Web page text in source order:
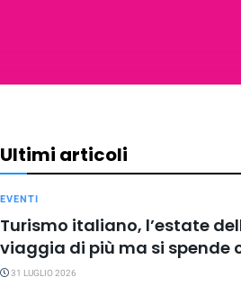
Ultimi articoli
EVENTI
Turismo italiano, l’estate
viaggia di più ma si spende
31 LUGLIO 2026